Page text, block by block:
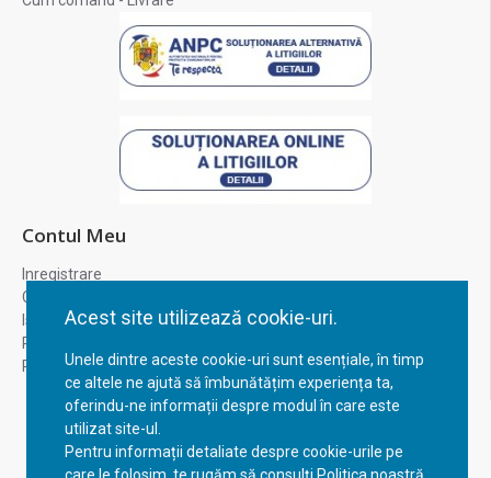
Acest site utilizează cookie-uri.
Unele dintre aceste cookie-uri sunt esențiale, în timp
ce altele ne ajută să îmbunătățim experiența ta,
oferindu-ne informații despre modul în care este
utilizat site-ul.
Pentru informații detaliate despre cookie-urile pe
Contul Meu
Inregistrare
Contul meu
Istoric comenzi
Recuperare parola
Returnare produs